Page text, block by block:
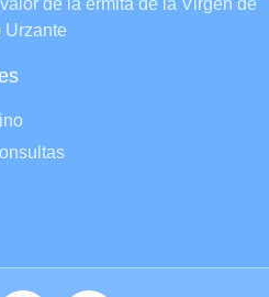
Urzante